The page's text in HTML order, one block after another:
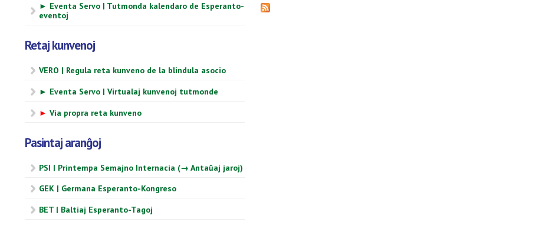
► Eventa Servo | Tutmonda kalendaro de Esperanto-
eventoj
Retaj kunvenoj
VERO | Regula reta kunveno de la blindula asocio
► Eventa Servo | Virtualaj kunvenoj tutmonde
► Via propra reta kunveno
Pasintaj aranĝoj
PSI | Printempa Semajno Internacia (→ Antaŭaj jaroj)
GEK | Germana Esperanto-Kongreso
BET | Baltiaj Esperanto-Tagoj